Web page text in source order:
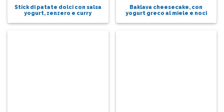
Stick di patate dolci con salsa
yogurt, zenzero e curry
Baklava cheesecake, con
yogurt greco al miele e noci